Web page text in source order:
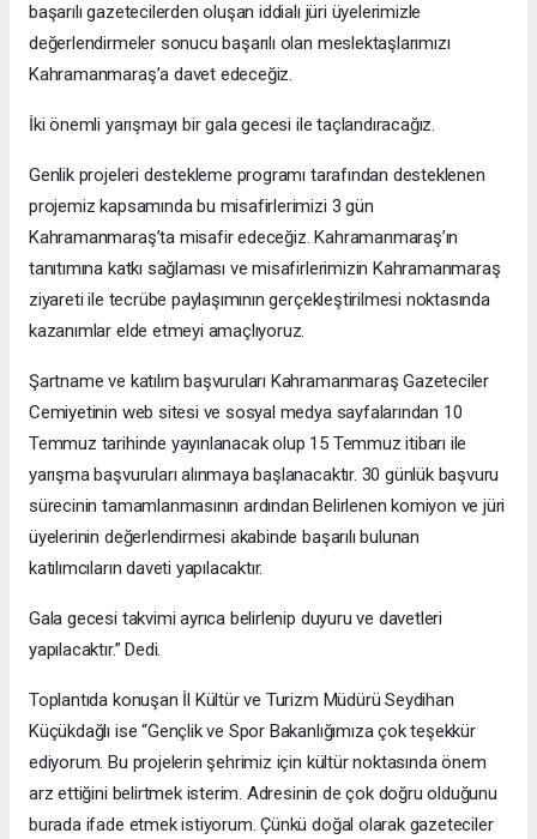
başarılı gazetecilerden oluşan iddialı jüri üyelerimizle
değerlendirmeler sonucu başarılı olan meslektaşlarımızı
Kahramanmaraş’a davet edeceğiz.
İki önemli yarışmayı bir gala gecesi ile taçlandıracağız.
Genlik projeleri destekleme programı tarafından desteklenen
projemiz kapsamında bu misafirlerimizi 3 gün
Kahramanmaraş’ta misafir edeceğiz. Kahramanmaraş’ın
tanıtımına katkı sağlaması ve misafirlerimizin Kahramanmaraş
ziyareti ile tecrübe paylaşımının gerçekleştirilmesi noktasında
kazanımlar elde etmeyi amaçlıyoruz.
Şartname ve katılım başvuruları Kahramanmaraş Gazeteciler
Cemiyetinin web sitesi ve sosyal medya sayfalarından 10
Temmuz tarihinde yayınlanacak olup 15 Temmuz itibarı ile
yarışma başvuruları alınmaya başlanacaktır. 30 günlük başvuru
sürecinin tamamlanmasının ardından Belirlenen komiyon ve jüri
üyelerinin değerlendirmesi akabinde başarılı bulunan
katılımcıların daveti yapılacaktır.
Gala gecesi takvimi ayrıca belirlenip duyuru ve davetleri
yapılacaktır.” Dedi.
Toplantıda konuşan İl Kültür ve Turizm Müdürü Seydihan
Küçükdağlı ise “Gençlik ve Spor Bakanlığımıza çok teşekkür
ediyorum. Bu projelerin şehrimiz için kültür noktasında önem
arz ettiğini belirtmek isterim. Adresinin de çok doğru olduğunu
burada ifade etmek istiyorum. Çünkü doğal olarak gazeteciler